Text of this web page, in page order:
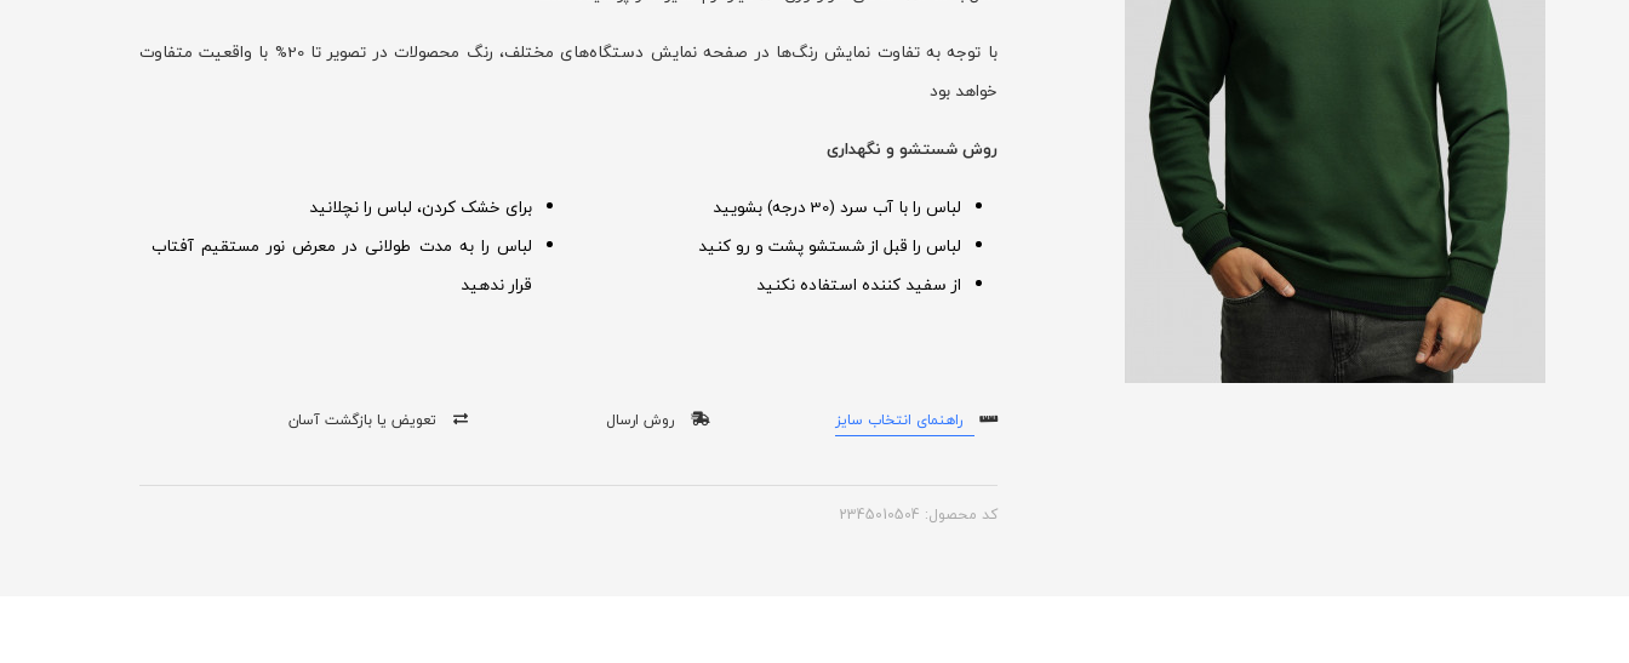
با توجه به تفاوت نمایش رنگ‌ها در صفحه نمایش دستگاه‌های مختلف، رنگ محصولات در تصویر تا 20% با واقعیت متفاوت
خواهد بود
روش شستشو و نگهداری
لباس را با آب سرد (30 درجه) بشویید
لباس را قبل از شستشو پشت و رو کنید
از سفید کننده استفاده نکنید
برای خشک کردن، لباس را نچلانید
لباس را به مدت طولانی در معرض نور مستقیم آفتاب
قرار ندهید
راهنمای انتخاب سایز روش ارسال تعویض یا بازگشت آسان
کد محصول: 2345010504